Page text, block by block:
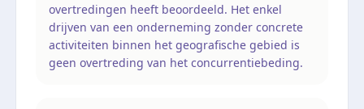
overtredingen heeft beoordeeld. Het enkel
drijven van een onderneming zonder concrete
activiteiten binnen het geografische gebied is
geen overtreding van het concurrentiebeding.